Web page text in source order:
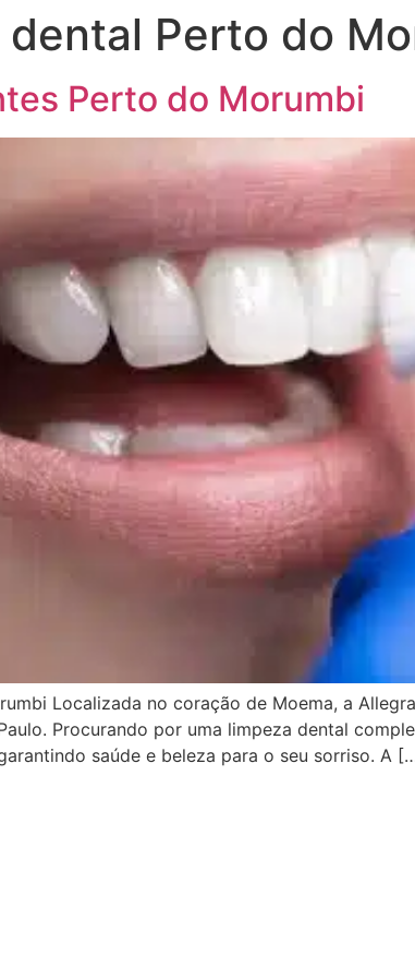
dental Perto do
Perto do Morumbi
Localizada no coração de Moema, a
Procurando por uma limpeza dental
saúde e beleza para o seu sorriso. A